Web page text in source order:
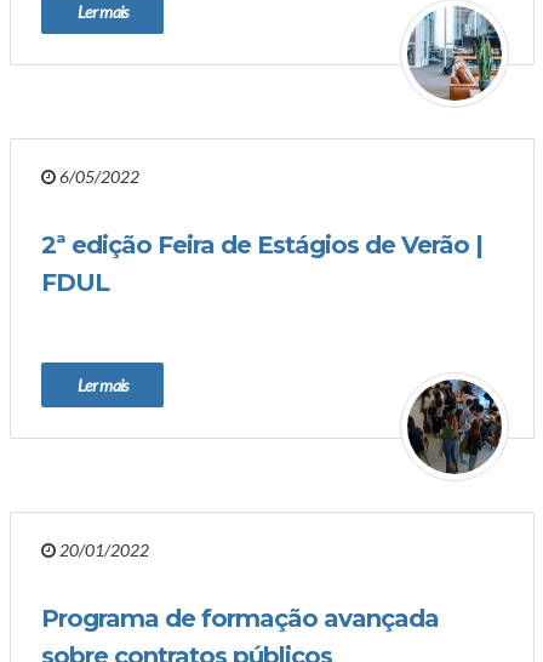
Ler mais
6/05/2022
2ª edição Feira de Estágios de Verão |
FDUL
Ler mais
20/01/2022
Programa de formação avançada
sobre contratos públicos